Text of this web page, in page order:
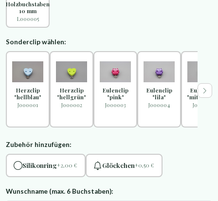
Holzbuchstaben
10 mm
L000005
Sonderclip wählen:
Herzclip
"hellblau"
J000001
Herzclip
"hellgrün"
J000002
Eulenclip
"pink"
J000003
Eulenclip
"lila"
J000004
Eulenclip
J000005
Zubehör hinzufügen:
Silikonring+2,00 € Glöckchen+0,50 €
Wunschname (max. 6 Buchstaben):